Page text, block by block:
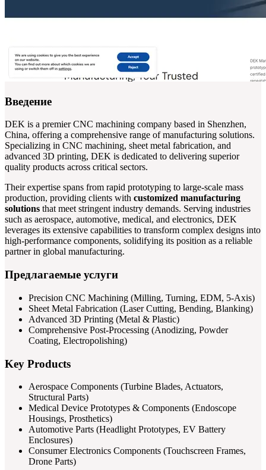
Введение
DEK is a premier CNC machining company based in Shenzhen,
China, offering a comprehensive range of manufacturing solutions.
Specializing in CNC machining, sheet metal fabrication, and
advanced 3D printing, DEK is dedicated to delivering superior
quality products across critical sectors.
Their expertise spans from rapid prototyping to large-scale mass
production, providing clients with customized manufacturing
solutions that meet stringent industry demands. Serving industries
such as aerospace, automotive, medical, and electronics, DEK
leverages its extensive capabilities to transform complex designs into
high-performance components, solidifying its position as a reliable
partner in global manufacturing.
Предлагаемые услуги
Precision CNC Machining (Milling, Turning, EDM, 5-Axis)
Sheet Metal Fabrication (Laser Cutting, Bending, Blanking)
Advanced 3D Printing (Metal & Plastic)
Comprehensive Post-Processing (Anodizing, Powder
Coating, Electropolishing)
Key Products
Aerospace Components (Turbine Blades, Actuators,
Structural Parts)
Medical Device Prototypes & Components (Endoscope
Housings, Prosthetics)
Automotive Parts (Headlight Prototypes, EV Battery
Enclosures)
Consumer Electronics Components (Touchscreen Frames,
Drone Parts)